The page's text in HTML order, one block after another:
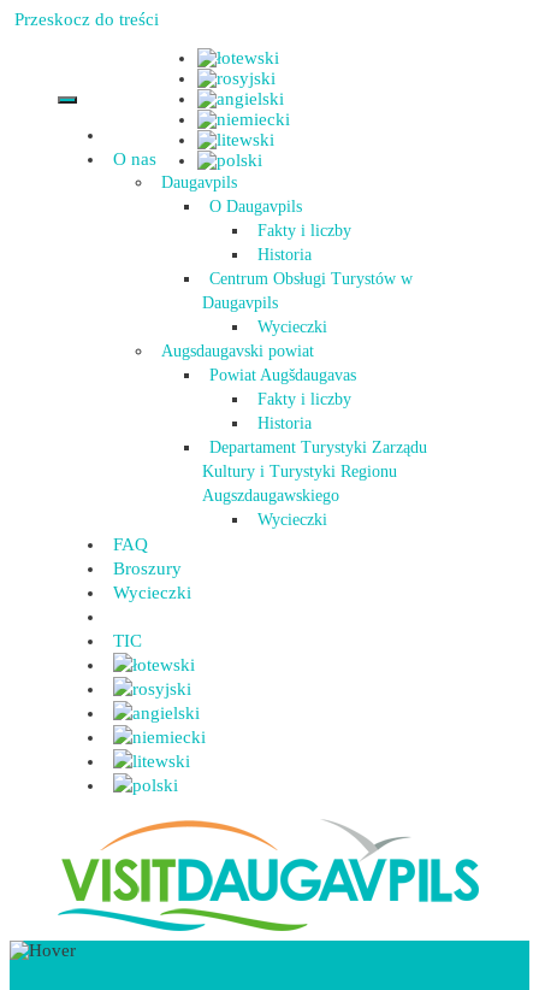
Przeskocz do treści
O nas
Daugavpils
O Daugavpils
Fakty i liczby
Historia
Centrum Obsługi Turystów w
Daugavpils
Wycieczki
Augsdaugavski powiat
Powiat Augšdaugavas
Fakty i liczby
Historia
Departament Turystyki Zarządu
Kultury i Turystyki Regionu
Augszdaugawskiego
Wycieczki
FAQ
Broszury
Wycieczki
TIC